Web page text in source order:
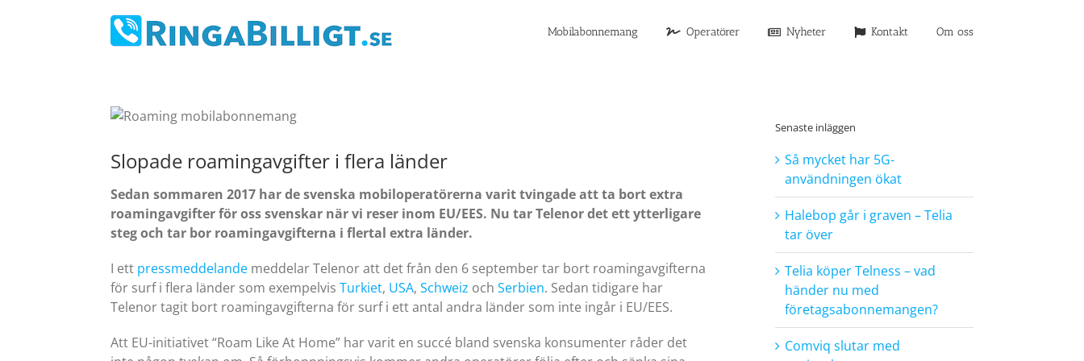
Mobilabonnemang Operatörer Nyheter Kontakt Om oss
Slopade roamingavgifter i flera länder
Sedan sommaren 2017 har de svenska mobiloperatörerna varit tvingade att ta bort extra
roamingavgifter för oss svenskar när vi reser inom EU/EES. Nu tar Telenor det ett ytterligare
steg och tar bor roamingavgifterna i flertal extra länder.
I ett pressmeddelande meddelar Telenor att det från den 6 september tar bort roamingavgifterna
för surf i flera länder som exempelvis Turkiet, USA, Schweiz och Serbien. Sedan tidigare har
Telenor tagit bort roamingavgifterna för surf i ett antal andra länder som inte ingår i EU/EES.
Att EU-initiativet “Roam Like At Home” har varit en succé bland svenska konsumenter råder det
Senaste inläggen
Så mycket har 5G-
användningen ökat
Halebop går i graven – Telia
tar över
Telia köper Telness – vad
händer nu med
företagsabonnemangen?
Comviq slutar med